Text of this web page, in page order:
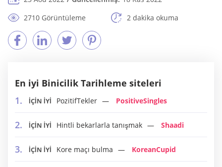
2710 Görüntüleme
2 dakika okuma
En iyi Binicilik Tarihleme siteleri
İÇİN İYİ PozitifTekler PositiveSingles
İÇİN İYİ Hintli bekarlarla tanışmak Shaadi
İÇİN İYİ Kore maçı bulma KoreanCupid